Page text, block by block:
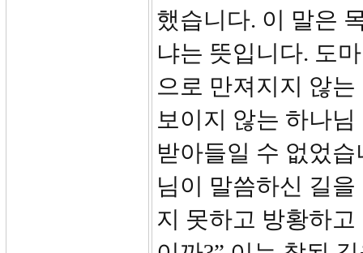
했습니다. 이 말은
냐는 뜻입니다. 도
으로 만져지지 않
보이지 않는 하나
받아들일 수 없었
님이 말씀하신 길
지 못하고 방황하